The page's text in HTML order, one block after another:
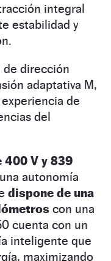
integral
estabilidad y
de dirección
adaptativa M,
de
del
400 V y 839
autonomía
dispone de una
con una
cuenta con un
inteligente que
maximizando